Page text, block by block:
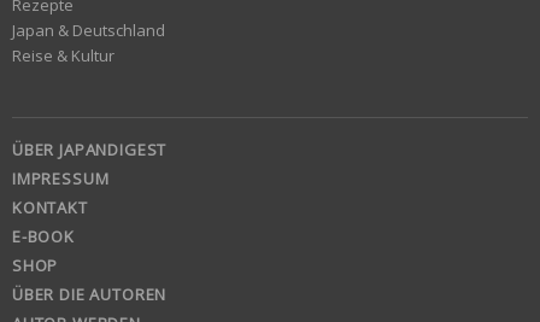
Rezepte
Japan & Deutschland
Reise & Kultur
ÜBER JAPANDIGEST
IMPRESSUM
KONTAKT
E-BOOK
SHOP
ÜBER DIE AUTOREN